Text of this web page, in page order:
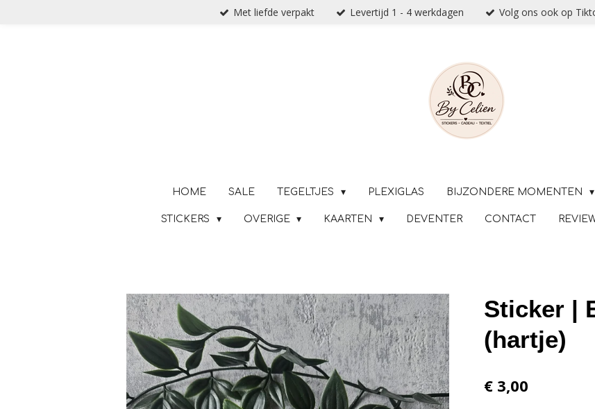
Met liefde verpakt Levertijd 1 - 4 werkdagen Volg ons ook op
HOME SALE TEGELTJES PLEXIGLAS BIJZONDERE MOMENTEN
STICKERS OVERIGE KAARTEN DEVENTER CONTACT
Sticker |
(hartje)
€ 3,00